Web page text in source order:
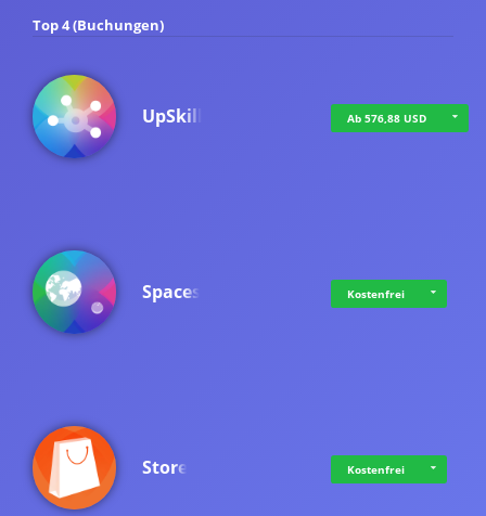
Top 4 (Buchungen)
UpSkill Ab 576,88 USD
Spaces Kostenfrei
Store Kostenfrei